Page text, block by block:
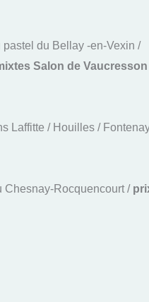
du Bellay -en-Vexin /
Salon de Vaucresson
Laffitte / Houilles /
Chesnay-Rocquencourt /